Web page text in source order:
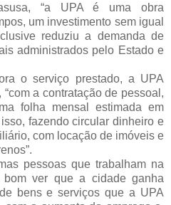
“a UPA é uma obra
um investimento sem igual
reduziu a demanda de
administrados pelo Estado e
o serviço prestado, a UPA
a contratação de pessoal,
folha mensal estimada em
fazendo circular dinheiro e
com locação de imóveis e
pessoas que trabalham na
ver que a cidade ganha
bens e serviços que a UPA